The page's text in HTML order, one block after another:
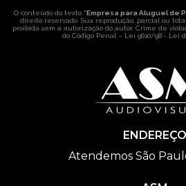
O conteúdo do texto "Empresa para Aluguel de
direito reservado. Sua reprodução, parcial ou
proibida sem a autorização do autor. Crime de
do Código Penal – Lei 9610/98 - Lei
ENDEREÇO
Atendemos São